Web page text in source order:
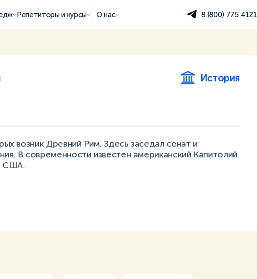
Репетиторы и курсы О нас 8 (800) 775 4121
История
возник Древний Рим. Здесь заседал сенат и
В современности известен американский Капитолий
США.